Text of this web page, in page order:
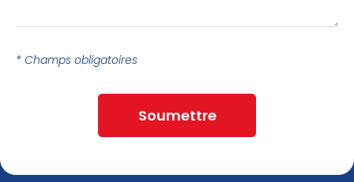
* Champs obligatoires
Soumettre